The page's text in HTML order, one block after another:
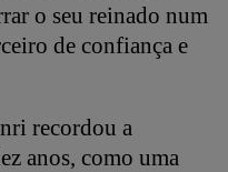
o seu reinado num
de confiança e
recordou a
anos, como uma